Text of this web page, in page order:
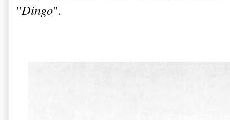
"Dingo".